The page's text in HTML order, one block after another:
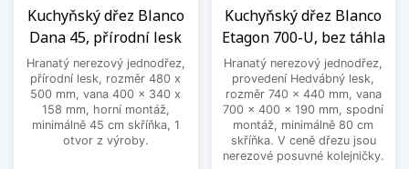
Kuchyňský dřez Blanco
Dana 45, přírodní lesk
Hranatý nerezový jednodřez,
přírodní lesk, rozměr 480 x
500 mm, vana 400 x 340 x
158 mm, horní montáž,
minimálně 45 cm skříňka, 1
otvor z výroby.
Kuchyňský dřez Blanco
Etagon 700-U, bez táhla
Hranatý nerezový jednodřez,
provedení Hedvábný lesk,
rozměr 740 x 440 mm, vana
700 x 400 x 190 mm, spodní
montáž, minimálně 80 cm
skříňka. V ceně dřezu jsou
nerezové posuvné kolejničky.